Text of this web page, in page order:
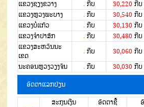
ແຂວງຊຽງຂວາງ
.ກີບ 30,220ກີບ
ແຂວງຫຼວງພະບາງ
.ກີບ 30,540ກີບ
ແຂວງບໍ່ແກ້ວ
.ກີບ 30,130ກີບ
ແຂວງຈໍາປາສັກ
.ກີບ 30,480ກີບ
ແຂວງສະຫວັນນະ
ເຂດ
.ກີບ 30,060ກີບ
ນະຄອນຫຼວງວຽງຈັນ
.ກີບ 30,030ກີບ
ອັດຕາແລກປ່ຽນ
ສະກຸນເງີນ ອັດຕາຊື້